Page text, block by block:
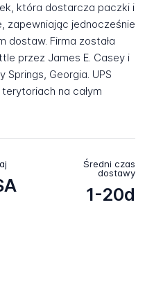
która dostarcza paczki i
zapewniając jednocześnie
dostaw. Firma została
przez James E. Casey i
Springs, Georgia. UPS
na całym
Średni czas
dostawy
1-20d